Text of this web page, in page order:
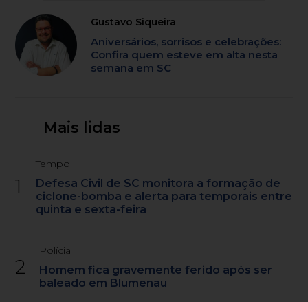
Gustavo Siqueira
Aniversários, sorrisos e celebrações:
Confira quem esteve em alta nesta
semana em SC
Mais lidas
1
Tempo
Defesa Civil de SC monitora a formação de
ciclone-bomba e alerta para temporais entre
quinta e sexta-feira
2
Polícia
Homem fica gravemente ferido após ser
baleado em Blumenau